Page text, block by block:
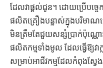
ដែលវាផ្តល់ជូន។ ដោយប្រើបច្
ផលិតគ្រឿងបន្លាស់ក្នុងបរិមាណច្
មិនត្រឹមតែជួយសន្សំប្រាក់ប៉ុណ្ណោះ
ផលិតកម្មទាំងមូល ដែលធ្វើឱ្យវា
សម្រាប់អាជីវកម្មដែលកំពុងស្វ